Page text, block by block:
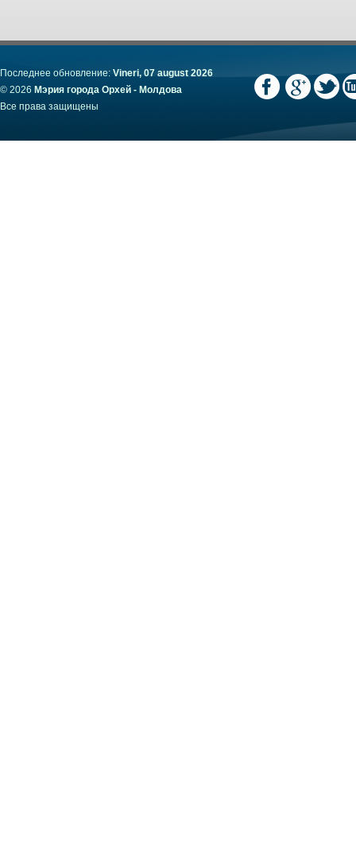
Последнее обновление: Vineri, 07 august 2026
© 2026 Мэрия города Орхей - Молдова
Все права защищены